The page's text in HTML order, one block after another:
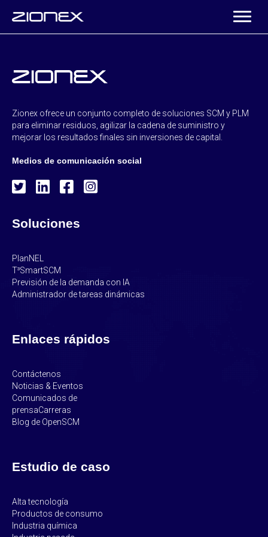
Zionex ofrece un conjunto completo de soluciones SCM y PLM
para eliminar residuos, agilizar la cadena de suministro y
mejorar los resultados finales sin inversiones de capital.
Medios de comunicación social
Soluciones
PlanNEL
T³SmartSCM
Previsión de la demanda con IA
Administrador de tareas dinámicas
Enlaces rápidos
Contáctenos
Noticias & Eventos
Comunicados de
prensaCarreras
Blog de OpenSCM
Estudio de caso
Alta tecnología
Productos de consumo
Industria química